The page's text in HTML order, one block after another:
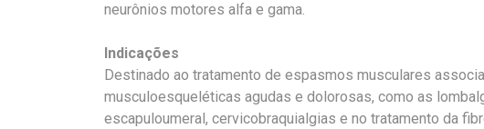
neurônios motores alfa e gama.
Indicações
Destinado ao tratamento de espasmos musculares
musculoesqueléticas agudas e dolorosas, como as
escapuloumeral, cervicobraquialgias e no tratamento da